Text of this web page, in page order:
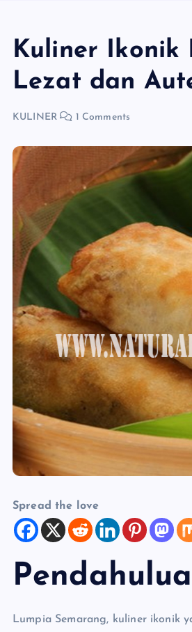
Kuliner Ikonik
Lezat dan
KULINER 1 Comments
Spread the love
Lumpia Semarang, kuliner ikonik